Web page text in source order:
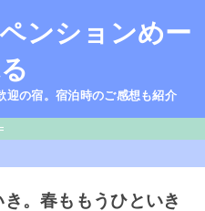
ンションめー
迎の宿。宿泊時のご感想も紹介
。春ももうひといき